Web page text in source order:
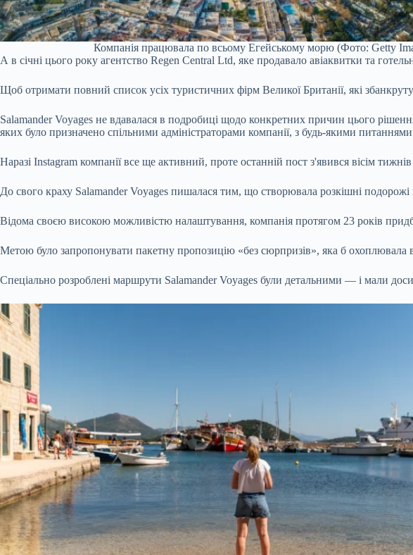
Компанія працювала по всьому Егейському морю (Фото: Getty
А в січні цього року агентство Regen Central Ltd, яке продавало авіаквитки та
Щоб отримати повний список усіх туристичних фірм Великої Британії, які
Salamander Voyages не вдавалася в подробиці щодо конкретних причин цього
яких було призначено спільними адміністраторами компанії, з будь-якими
Наразі Instagram компанії все ще активний, проте останній пост з'явився вісім
До свого краху Salamander Voyages пишалася тим, що створювала розкішні подорожі
Відома своєю високою можливістю налаштування, компанія протягом 23 років
Метою було запропонувати пакетну пропозицію «без сюрпризів», яка б охоплювала
Спеціально розроблені маршрути Salamander Voyages були детальними — і мали